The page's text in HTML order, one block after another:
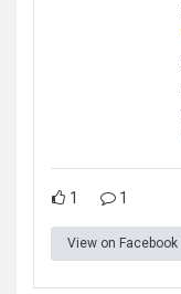
1 1
View on Facebook